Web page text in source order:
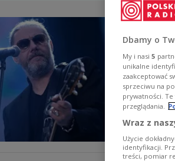
Dbamy o
My i nasi 5
unikalne
zaakceptować
sprzeciwu na
prywatności. Te
przeglądania.
Wraz z
Użycie
identyfikacji.
treści, pomiar